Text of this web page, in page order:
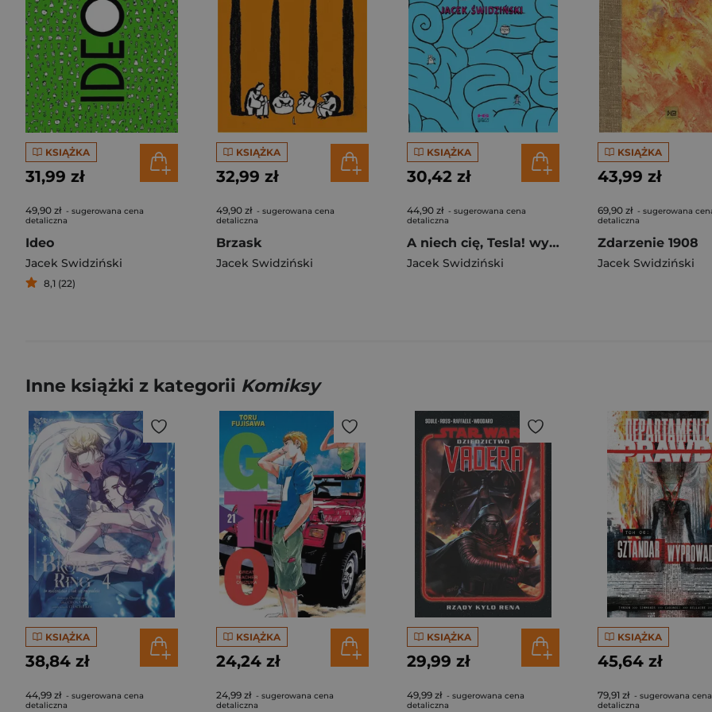
KSIĄŻKA
31,99 zł
49,90 zł - sugerowana cena
detaliczna
Ideo
Jacek Swidziński
8,1 (22)
KSIĄŻKA
32,99 zł
49,90 zł - sugerowana cena
detaliczna
Brzask
Jacek Swidziński
KSIĄŻKA
30,42 zł
44,90 zł - sugerowana cena
detaliczna
A niech cię, Tesla! wyd. 2
Jacek Swidziński
KSIĄŻKA
43,99 zł
69,90 zł - sugerowana
detaliczna
Zdarzenie 1908
Jacek Swidziński
Inne książki z kategorii Komiksy
KSIĄŻKA
38,84 zł
44,99 zł - sugerowana cena
detaliczna
KSIĄŻKA
24,24 zł
24,99 zł - sugerowana cena
detaliczna
KSIĄŻKA
29,99 zł
49,99 zł - sugerowana cena
detaliczna
KSIĄŻKA
45,64 zł
79,91 zł - sugerowana cena
detaliczna